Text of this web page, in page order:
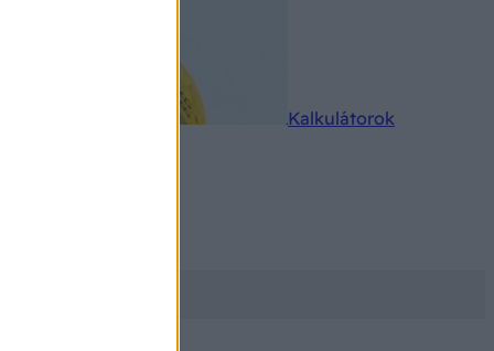
Kalkulátorok